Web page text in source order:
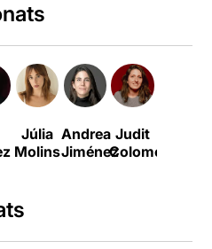
Júlia
Molins
Andrea
Jiménez
Judit
Colomer